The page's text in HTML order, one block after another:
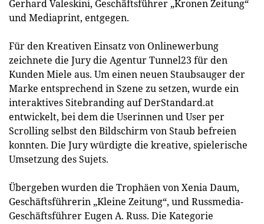
Gerhard Valeskini, Geschäftsführer „Kronen Zeitung“
und Mediaprint, entgegen.
Für den Kreativen Einsatz von Onlinewerbung
zeichnete die Jury die Agentur Tunnel23 für den
Kunden Miele aus. Um einen neuen Staubsauger der
Marke entsprechend in Szene zu setzen, wurde ein
interaktives Sitebranding auf DerStandard.at
entwickelt, bei dem die Userinnen und User per
Scrolling selbst den Bildschirm von Staub befreien
konnten. Die Jury würdigte die kreative, spielerische
Umsetzung des Sujets.
Übergeben wurden die Trophäen von Xenia Daum,
Geschäftsführerin „Kleine Zeitung“, und Russmedia-
Geschäftsführer Eugen A. Russ. Die Kategorie